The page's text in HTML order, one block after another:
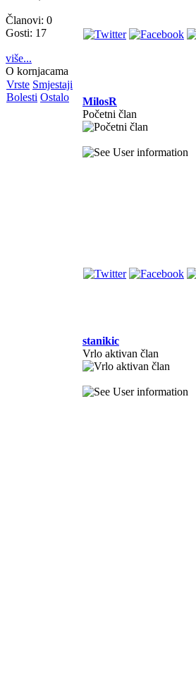
Članovi: 0
Gosti: 17
više...
O kornjacama
Vrste Smjestaji
Bolesti Ostalo MilosR
Početni član
stanikic
Vrlo aktivan član